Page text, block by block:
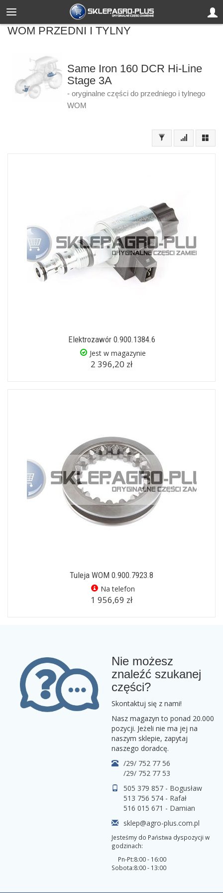
WOM PRZEDNI I TYLNY
Same Iron 160 DCR Hi-Line
Stage 3A
- oryginalne części do przedniego i tylnego
WOM
Elektrozawór 0.900.1384.6
Jest w magazynie
2 396,20 zł
Tuleja WOM 0.900.7923.8
Na telefon
1 956,69 zł
Nie możesz
znaleźć szukanej
części?
Skontaktuj się z nami!
Nasz magazyn to ponad 20.000
pozycji. Jeżeli nie ma jej na
naszym sklepie, zapytaj
naszego doradcę.
/29/ 752 77 56
/29/ 752 77 53
505 379 857 - Bogusław
513 756 574 - Rafał
516 015 671 - Damian
sklep@agro-plus.com.pl
Jesteśmy do Państwa dyspozycji w
godzinach:
Pn-Pt:
Sobota:
8:00 - 16:00
8:00 - 13:00